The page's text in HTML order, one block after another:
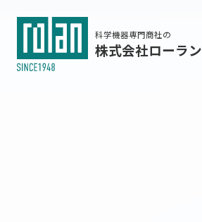
科学機器専門商社の
株式会社ローラン